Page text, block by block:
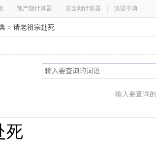
预产期计算器 安全期计算器 汉语字典
> 请老祖宗赴死
输入要查询
死